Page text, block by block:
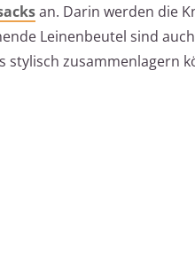
an. Darin werden die
Leinenbeutel sind
stylisch zusammenlagern